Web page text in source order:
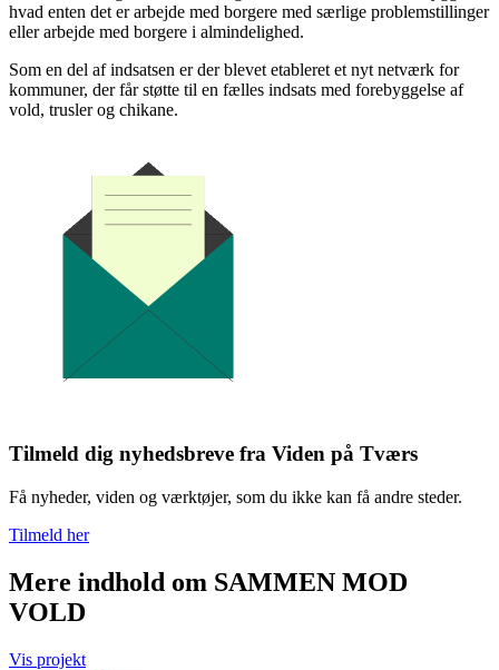
hvad enten det er arbejde med borgere med særlige problemstillinger
eller arbejde med borgere i almindelighed.
Som en del af indsatsen er der blevet etableret et nyt netværk for
kommuner, der får støtte til en fælles indsats med forebyggelse af
vold, trusler og chikane.
Tilmeld dig nyhedsbreve fra Viden på Tværs
Få nyheder, viden og værktøjer, som du ikke kan få andre steder.
Tilmeld her
Mere indhold om SAMMEN MOD
VOLD
Vis projekt